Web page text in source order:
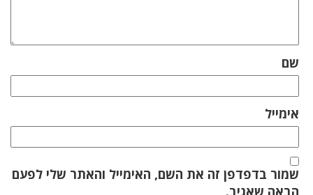
שם
אימייל
שמור בדפדפן זה את השם, האימייל והאתר שלי לפעם
הבאה שאגיב.